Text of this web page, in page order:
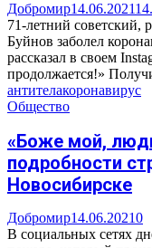
Добромир14.06.2021
71-летний советский,
Буйнов заболел
рассказал в своем
продолжается!»
антителакоронавирус
Общество
«Боже мой,
подробности
Новосибирске
Добромир14.06.20210
В социальных сетях